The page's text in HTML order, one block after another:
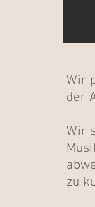
Wir
der
Wir
zu